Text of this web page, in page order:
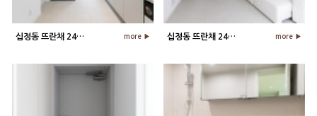
십정동 뜨란채 24평 아파트 주방 인… more ▶ 십정동 뜨란채 24평 아파트 거실 인… more ▶